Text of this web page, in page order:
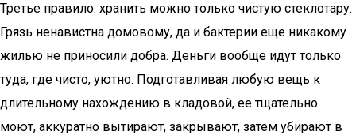
Третье правило: хранить можно только чистую стеклотару.
Грязь ненавистна домовому, да и бактерии еще никакому
жилью не приносили добра. Деньги вообще идут только
туда, где чисто, уютно. Подготавливая любую вещь к
длительному нахождению в кладовой, ее тщательно
моют, аккуратно вытирают, закрывают, затем убирают в